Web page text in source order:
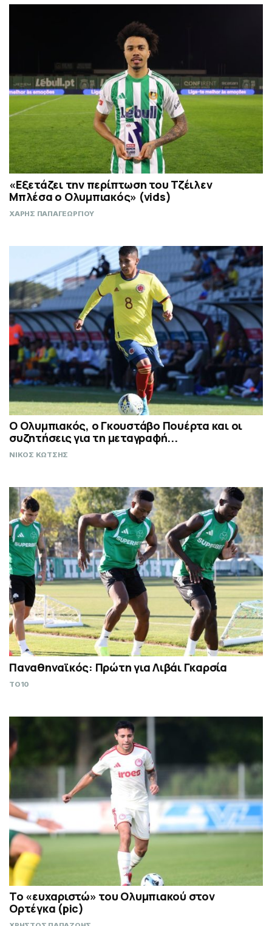
«Εξετάζει την περίπτωση του Τζέιλεν
Μπλέσα ο Ολυμπιακός» (vids)
ΧΑΡΗΣ ΠΑΠΑΓΕΩΡΓΙΟΥ
Ο Ολυμπιακός, ο Γκουστάβο Πουέρτα και οι
συζητήσεις για τη μεταγραφή...
ΝΙΚΟΣ ΚΩΤΣΗΣ
Παναθηναϊκός: Πρώτη για Λιβάι Γκαρσία
TO10
Το «ευχαριστώ» του Ολυμπιακού στον
Ορτέγκα (pic)